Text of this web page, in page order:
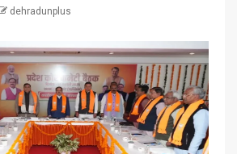
dehradunplus